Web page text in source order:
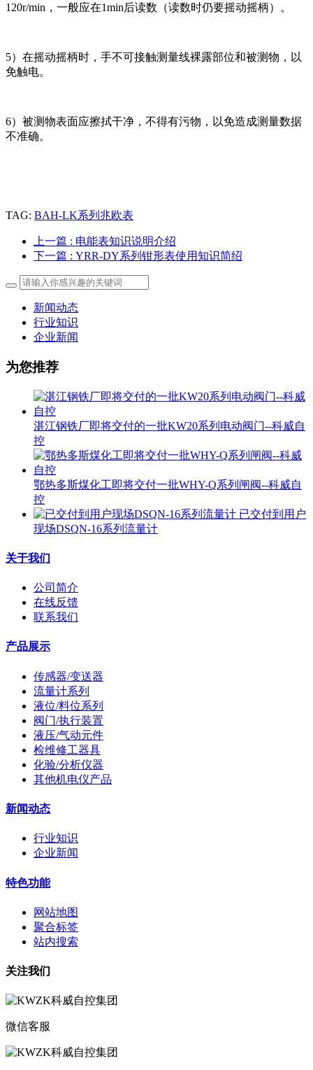
120r/min，一般应在1min后读数（读数时仍要摇动摇柄）。
5）在摇动摇柄时，手不可接触测量线裸露部位和被测物，以
免触电。
6）被测物表面应擦拭干净，不得有污物，以免造成测量数据
不准确。
TAG: BAH-LK系列兆欧表
上一篇 : 电能表知识说明介绍
下一篇 : YRR-DY系列钳形表使用知识简绍
新闻动态
行业知识
企业新闻
为您推荐
湛江钢铁厂即将交付的一批KW20系列电动阀门--科威自
控
鄂热多斯煤化工即将交付一批WHY-Q系列闸阀--科威自
控
已交付到用户
现场DSQN-16系列流量计
关于我们
公司简介
在线反馈
联系我们
产品展示
传感器/变送器
流量计系列
液位/料位系列
阀门/执行装置
液压/气动元件
检维修工器具
化验/分析仪器
其他机电仪产品
新闻动态
行业知识
企业新闻
特色功能
网站地图
聚合标签
站内搜索
关注我们
微信客服